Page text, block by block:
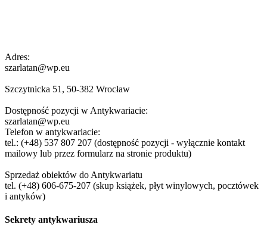
Adres:
szarlatan@wp.eu
Szczytnicka 51, 50-382 Wrocław
Dostępność pozycji w Antykwariacie:
szarlatan@wp.eu
Telefon w antykwariacie:
tel.: (+48) 537 807 207 (dostępność pozycji - wyłącznie kontakt
mailowy lub przez formularz na stronie produktu)
Sprzedaż obiektów do Antykwariatu
tel. (+48) 606-675-207 (skup książek, płyt winylowych, pocztówek
i antyków)
Sekrety antykwariusza